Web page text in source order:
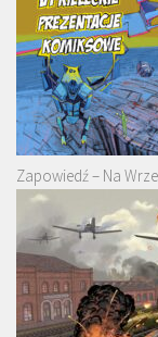
Zapowiedź – Na